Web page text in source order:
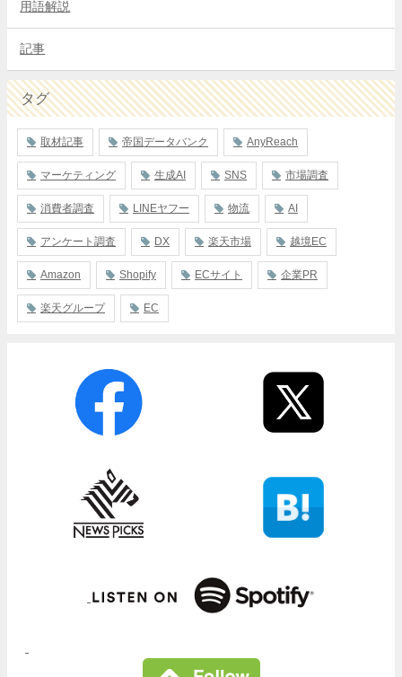
用語解説
記事
タグ
取材記事 帝国データバンク AnyReach
マーケティング 生成AI SNS 市場調査
消費者調査 LINEヤフー 物流 AI
アンケート調査 DX 楽天市場 越境EC
Amazon Shopify ECサイト 企業PR
楽天グループ EC